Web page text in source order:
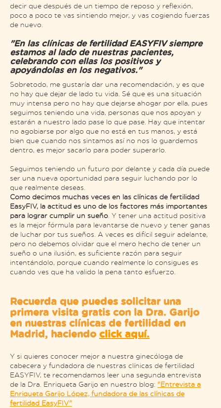
decir que después de un tiempo de reposo y reflexión,
poco a poco te vas sintiendo mejor, y vas cogiendo fuerzas
de nuevo.
"En las clínicas de fertilidad EASYFIV siempre
estamos al lado de nuestras pacientes,
celebrando con ellas los positivos y
apoyándolas en los negativos."
Sobretodo, me gustaría dar una recomendación, y es que
no hay que dejar de lado tu vida. Sé que es una situación
muy intensa pero no hay que dejarse ahogar por ella, pues
seguimos teniendo una vida, personas que nos apoyan y
estarán a nuestro lado pase lo que pase. Hay que intentar
no agobiarse por algo que no está en tus manos, y está
bien que cuando nos sintamos así no nos lo guardemos
dentro, es mejor sacarlo para poder superarlo.
Seguimos teniendo un futuro por delante y cada día puede
ser una nueva oportunidad para seguir luchando por lo
que realmente deseas.
Como decimos muchas veces en las clínicas de fertilidad
EasyFIV, la actitud es uno de los factores más importantes
para lograr cumplir un sueño . Y tener una actitud positiva
es la mejor fórmula para levantarse de nuevo y tener ganas
de luchar por tus sueños. A veces es difícil seguir adelante,
pero no debemos olvidar que el mero hecho de tener un
sueño o una ilusión, es suficiente razón para seguir
intentándolo, porque cuando realmente lo consigues es
cuando ves que ha valido la pena tanto esfuerzo.
Recuerda que puedes solicitar una
primera visita gratis con la Dra. Garijo
en nuestras clínicas de fertilidad en
Madrid, haciendoclick aquí.
Y si quieres conocer mejor a nuestra ginecóloga de
cabecera y fundadora de nuestras clínicas de fertilidad
EASYFIV, te recomendamos leer una segunda entrevista
de la Dra. Enriqueta Garijo en nuestro blog: "Entrevista a
Enriqueta Garijo López, fundadora de las clínicas de
fertilidad EasyFIV"